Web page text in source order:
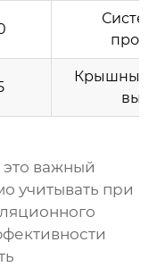
Крышные
это важный
учитывать при